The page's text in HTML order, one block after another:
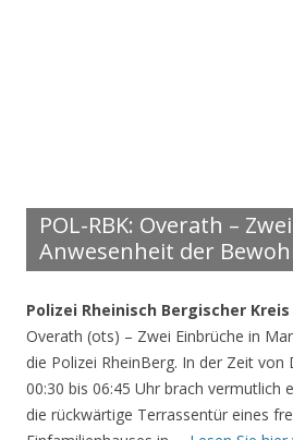
POL-RBK: Overath –
Anwesenheit der
Polizei Rheinisch Bergischer Kreis
Overath (ots) – Zwei Einbrüche in
die Polizei RheinBerg. In der Zeit von
00:30 bis 06:45 Uhr brach vermutlich
die rückwärtige Terrassentür eines